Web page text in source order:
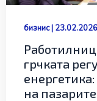
бизнис| 23.02.2026
грчката
на